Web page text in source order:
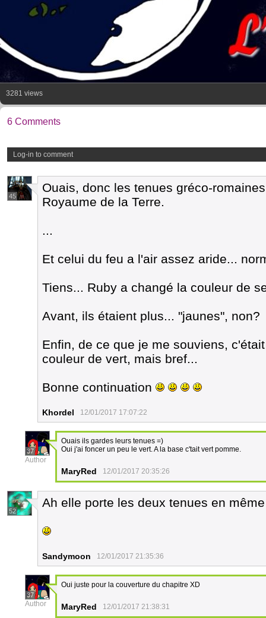
3281 views
6 Comments
Log-in to comment
45
Ouais, donc les tenues gréco-
Royaume de la Terre.
...
Et celui du feu a l'air assez aride...
Tiens... Ruby a changé la couleur de
Avant, ils étaient plus... "jaunes", non?
Enfin, de ce que je me souviens,
couleur de vert, mais bref...
Bonne continuation
Khordel 12/01/2017 17:07:22
37
Author
Ouais ils gardes leurs tenues =)
Oui j'ai foncer un peu le vert. A la base c'tait vert pomme.
MaryRed 12/01/2017 20:35:26
52
Ah elle porte les deux tenues en
Sandymoon 12/01/2017 21:35:36
37
Author
Oui juste pour la couverture du chapitre XD
MaryRed 12/01/2017 21:38:31